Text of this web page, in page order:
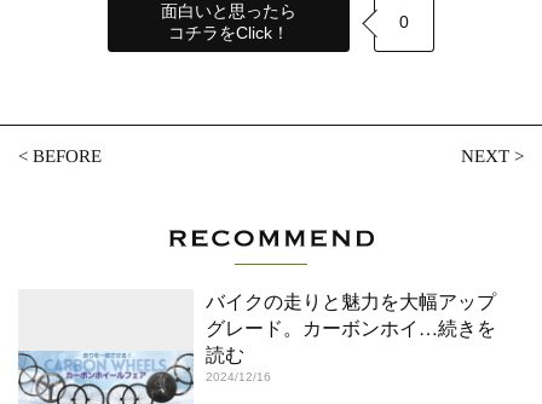
面白いと思ったら
コチラをClick！
0
<BEFORE NEXT>
バイクの走りと魅力を大幅アップ
グレード。カーボンホイ …続きを
読む
2024/12/16